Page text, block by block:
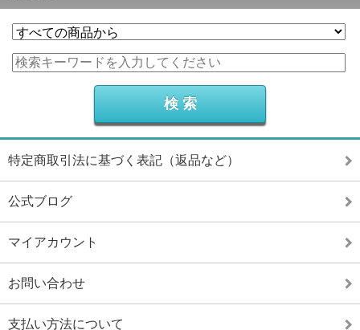
特定商取引法に基づく表記（返品など）
公式ブログ
マイアカウント
お問い合わせ
支払い方法について